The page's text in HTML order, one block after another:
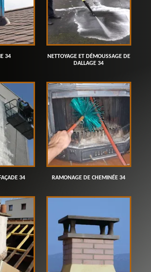
34
NETTOYAGE ET DÉMOUSSAGE DE
DALLAGE 34
34 RAMONAGE DE CHEMINÉE 34